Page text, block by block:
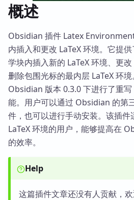
概述
Obsidian 插件 Latex
内插入和更改 LaTeX 环境。它提
学块内插入新的 LaTeX 环境、更
删除包围光标的最内层 LaTeX 环
Obsidian 版本 0.3.0 下进行了重
能。用户可以通过 Obsidian 的第
件，也可以进行手动安装。该插件
LaTeX 环境的用户，能够提高在
的效率。
Help
这篇插件文章还没有人贡献，欢